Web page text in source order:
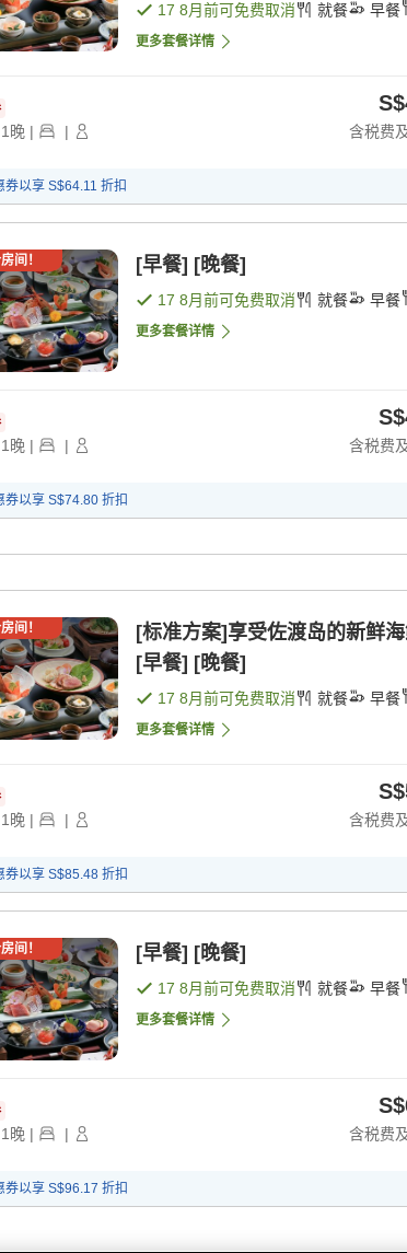
17 8月前可免费取消 就餐 早餐
更多套餐详情
1晚 | | 含税费
券以享 S$64.11 折扣
间！ [早餐] [晚餐]
17 8月前可免费取消 就餐 早餐
更多套餐详情
1晚 | | 含税费
券以享 S$74.80 折扣
间！
[标准方案]享受佐渡岛的新鲜
[早餐] [晚餐]
17 8月前可免费取消 就餐 早餐
更多套餐详情
1晚 | | 含税费
券以享 S$85.48 折扣
间！ [早餐] [晚餐]
17 8月前可免费取消 就餐 早餐
更多套餐详情
1晚 | | 含税费
券以享 S$96.17 折扣